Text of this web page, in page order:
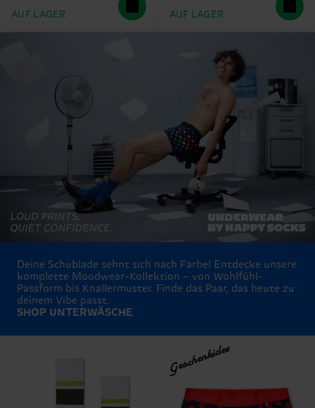
AUF LAGER AUF LAGER
Deine Schublade sehnt sich nach Farbe! Entdecke unsere
komplette Moodwear-Kollektion – von Wohlfühl-
Passform bis Knallermuster. Finde das Paar, das heute zu
deinem Vibe passt.
SHOP UNTERWÄSCHE
Geschenkidee